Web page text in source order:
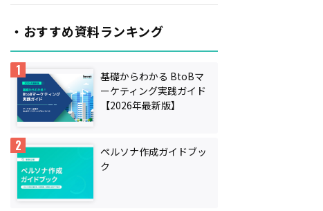
・おすすめ資料ランキング
基礎からわかる BtoBマ
ーケティング実践ガイド
【2026年最新版】
ペルソナ作成ガイドブッ
ク